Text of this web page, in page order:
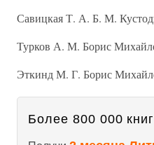
Савицкая Т. А. Б. М.
Турков А. М. Борис
Эткинд М. Г. Борис
Более 800 000